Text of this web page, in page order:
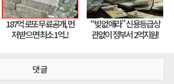
댓글